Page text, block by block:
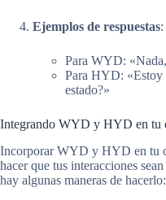
Ejemplos de respuestas:
Para WYD:
Para HYD: «Estoy
estado?»
Integrando WYD y HYD en tu
Incorporar WYD y HYD en tu
hacer que tus interacciones
hay algunas maneras de hacerlo: